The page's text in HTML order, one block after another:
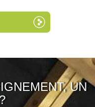
UN